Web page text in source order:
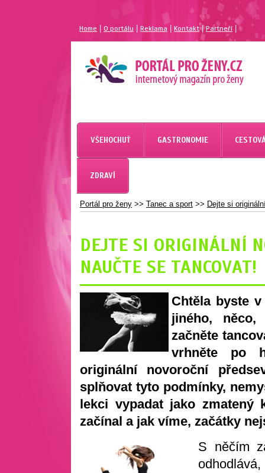
Home |O portálu Reklama Kontakt| Partneří
MAGAZÍN PRO ŽENY
PORTÁL PRO ŽENY.CZ
VŠEHOCHUŤ GASTRONOMIE
ZDRAVÍ
Portál pro ženy >> Tanec a sport >> Dejte si
DEJTE SI ORIGINÁLNÍ
NAUČTE SE TANCOVAT!
Chtěla byste
jiného,
začněte
vrhněte po
originální novoroční
splňovat tyto podmínky,
lekci vypadat jako
začínal a jak víme, začátky
S něčím